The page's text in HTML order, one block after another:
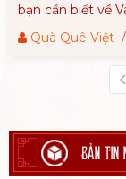
bạn cần biết về
đông máu.
Quà Quê Việt /
BẢN TIN